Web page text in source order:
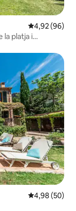
4,92 de
4,92 (96)
la platja i
4,98 de
4,98 (50)